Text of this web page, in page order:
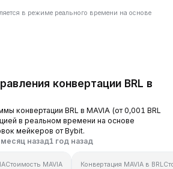
в режиме реального времени на основе
конвертации BRL в
конвертации BRL в MAVIA (от 0,001 BRL
в реальном времени на основе
мейкеров от Bybit.
месяц назад1 год назад
Стоимость MAVIA Конвертация MAVIA в BRL